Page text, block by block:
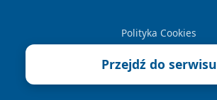
Polityka Cookies
Przejdź do serwisu